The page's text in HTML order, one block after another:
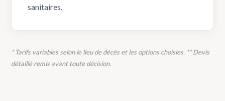
sanitaires.
* Tarifs variables selon le lieu de décès et les options choisies. ** Devis
détaillé remis avant toute décision.